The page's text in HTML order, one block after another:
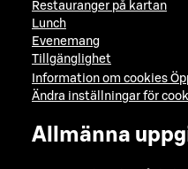
Restauranger på kartan
Lunch
Evenemang
Tillgänglighet
Information om cookies
Ändra inställningar för
Allmänna